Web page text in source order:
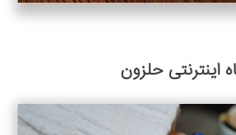
اینترنتی حلزون